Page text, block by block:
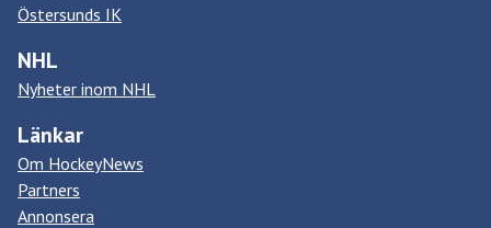
Östersunds IK
NHL
Nyheter inom NHL
Länkar
Om HockeyNews
Partners
Annonsera